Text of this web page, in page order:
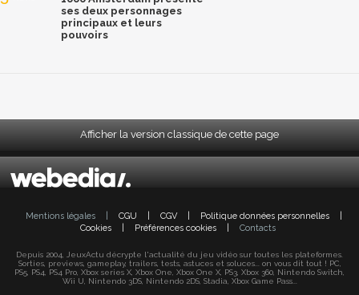
ses deux personnages
principaux et leurs
pouvoirs
Afficher la version classique de cette page
Mentions légales CGU CGV Politique données personnelles
Cookies
Préférences cookies Contacts
Depuis 2004, JeuxActu décrypte l'actualité du jeu vidéo sur toutes les plateformes.
Sorties, previews, gameplay, trailers, tests, astuces et soluces... on vous dit tout ! PC,
PS5, PS4, PS4 Pro, Xbox series X, Xbox One, Xbox One X, PS3, Xbox 360, Nintendo Switch,
Wii U, Nintendo 3DS, Nintendo 2DS, Stadia, Xbox Game Pass...